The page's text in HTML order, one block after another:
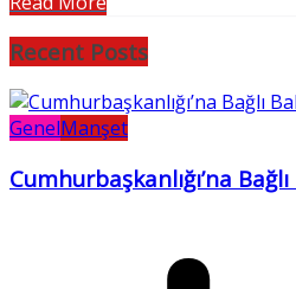
Recent Posts
GenelManşet
Cumhurbaşkanlığı’na